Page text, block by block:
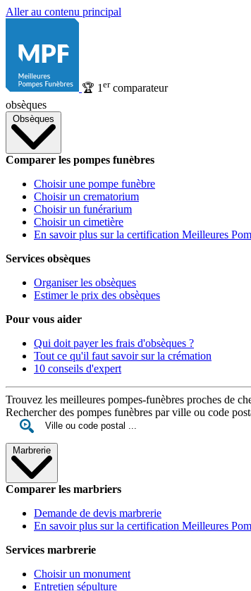
Aller au contenu principal
🏆 1 ercomparateur
obsèques
Obsèques
Comparer les pompes funèbres
Choisir une pompe funèbre
Choisir un crematorium
Choisir un funérarium
Choisir un cimetière
En savoir plus sur la certification Meilleures
Services obsèques
Organiser les obsèques
Estimer le prix des obsèques
Pour vous aider
Qui doit payer les frais d'obsèques ?
Tout ce qu'il faut savoir sur la crémation
10 conseils d'expert
Trouvez les meilleures pompes-funèbres proches de
Rechercher des pompes funèbres par ville ou code
Marbrerie
Comparer les marbriers
Demande de devis marbrerie
En savoir plus sur la certification Meilleures
Services marbrerie
Choisir un monument
Entretien sépulture